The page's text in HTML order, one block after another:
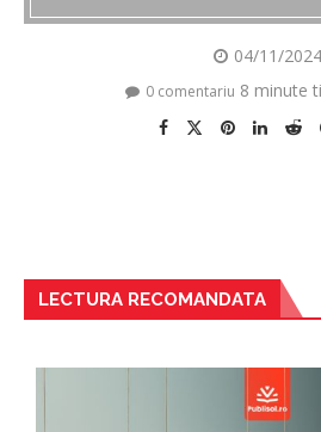
04/11/2024
0 comentariu 8 minute
LECTURA RECOMANDATA